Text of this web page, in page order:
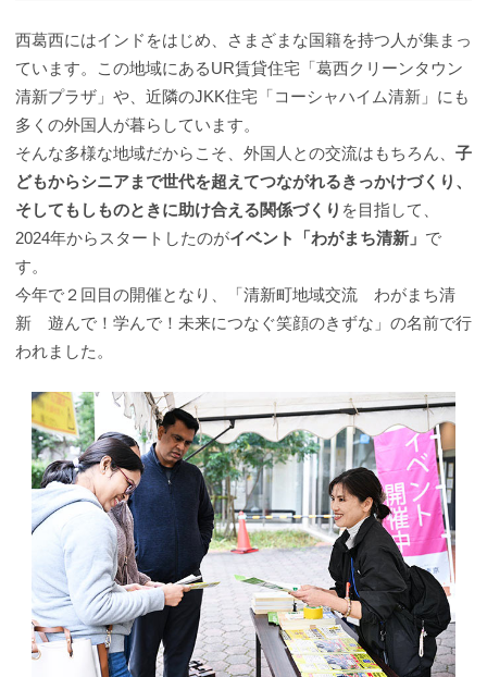
西葛西にはインドをはじめ、さまざまな国籍を持つ人が集まっ
ています。この地域にあるUR賃貸住宅「葛西クリーンタウン
清新プラザ」や、近隣のJKK住宅「コーシャハイム清新」にも
多くの外国人が暮らしています。
そんな多様な地域だからこそ、外国人との交流はもちろん、 子
どもからシニアまで世代を超えてつながれるきっかけづくり、
そしてもしものときに助け合える関係づくり を目指して、
2024年からスタートしたのがイベント「わがまち清新」 で
す。
今年で２回目の開催となり、「清新町地域交流 わがまち清
新 遊んで！学んで！未来につなぐ笑顔のきずな」の名前で行
われました。